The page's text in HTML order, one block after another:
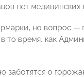
нет
но вопрос —
в то время, как
заботятся о